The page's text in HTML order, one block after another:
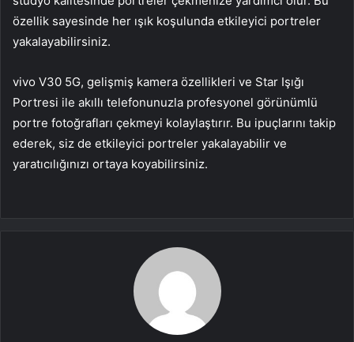
özellik sayesinde her ışık koşulunda etkileyici portreler
yakalayabilirsiniz.
vivo V30 5G, gelişmiş kamera özellikleri ve Star Işığı
Portresi ile akıllı telefonunuzla profesyonel görünümlü
portre fotoğrafları çekmeyi kolaylaştırır. Bu ipuçlarını takip
ederek, siz de etkileyici portreler yakalayabilir ve
yaratıcılığınızı ortaya koyabilirsiniz.